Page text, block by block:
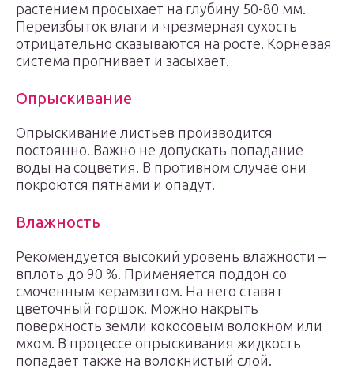
растением просыхает на глубину 50-80 мм.
Переизбыток влаги и чрезмерная сухость
отрицательно сказываются на росте. Корневая
система прогнивает и засыхает.
Опрыскивание
Опрыскивание листьев производится
постоянно. Важно не допускать попадание
воды на соцветия. В противном случае они
покроются пятнами и опадут.
Влажность
Рекомендуется высокий уровень влажности –
вплоть до 90 %. Применяется поддон со
смоченным керамзитом. На него ставят
цветочный горшок. Можно накрыть
поверхность земли кокосовым волокном или
мхом. В процессе опрыскивания жидкость
попадает также на волокнистый слой.